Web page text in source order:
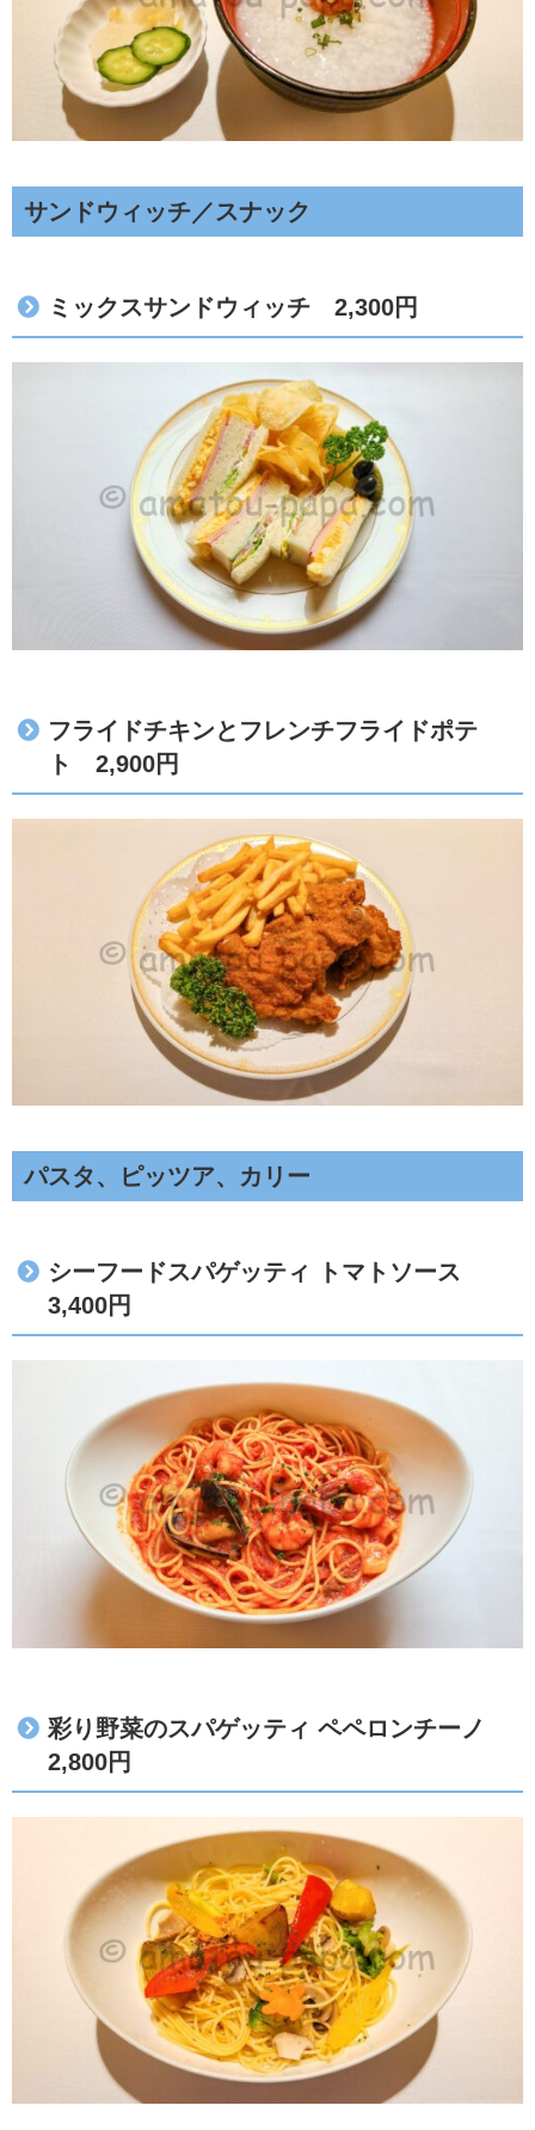
サンドウィッチ／スナック
ミックスサンドウィッチ 2,300円
フライドチキンとフレンチフライドポテ
ト 2,900円
パスタ、ピッツア、カリー
シーフードスパゲッティ トマトソース
3,400円
彩り野菜のスパゲッティ ペペロンチーノ
2,800円